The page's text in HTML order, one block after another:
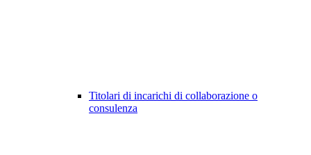
Titolari di incarichi di collaborazione o
consulenza